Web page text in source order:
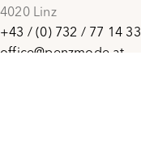
4020 Linz
+43 / (0) 732 / 77 14 33
office@penzmode.at